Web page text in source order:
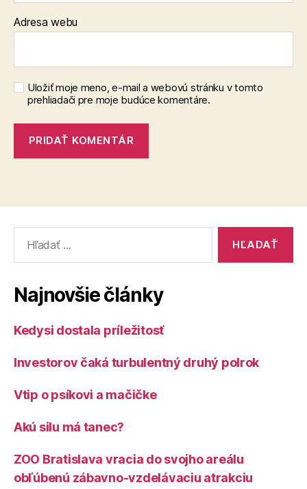
Adresa webu
Uložiť moje meno, e-mail a webovú stránku v tomto
prehliadači pre moje budúce komentáre.
Najnovšie články
Kedysi dostala príležitosť
Investorov čaká turbulentný druhý polrok
Vtip o psíkovi a mačičke
Akú silu má tanec?
ZOO Bratislava vracia do svojho areálu
obľúbenú zábavno-vzdelávaciu atrakciu